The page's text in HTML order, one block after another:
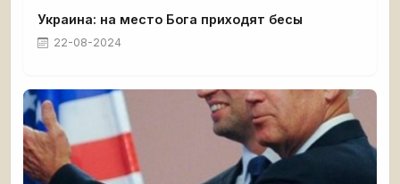
Украина: на место Бога приходят бесы
22-08-2024